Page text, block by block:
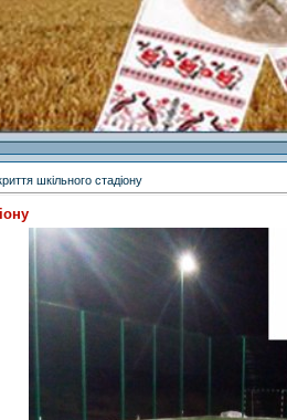
шкільного стадіону